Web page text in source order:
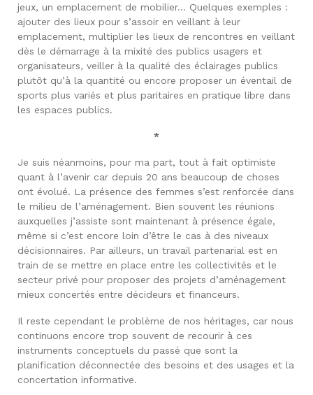
jeux, un emplacement de mobilier… Quelques exemples :
ajouter des lieux pour s’assoir en veillant à leur
emplacement, multiplier les lieux de rencontres en veillant
dès le démarrage à la mixité des publics usagers et
organisateurs, veiller à la qualité des éclairages publics
plutôt qu’à la quantité ou encore proposer un éventail de
sports plus variés et plus paritaires en pratique libre dans
les espaces publics.
*
Je suis néanmoins, pour ma part, tout à fait optimiste
quant à l’avenir car depuis 20 ans beaucoup de choses
ont évolué. La présence des femmes s’est renforcée dans
le milieu de l’aménagement. Bien souvent les réunions
auxquelles j’assiste sont maintenant à présence égale,
même si c’est encore loin d’être le cas à des niveaux
décisionnaires. Par ailleurs, un travail partenarial est en
train de se mettre en place entre les collectivités et le
secteur privé pour proposer des projets d’aménagement
mieux concertés entre décideurs et financeurs.
Il reste cependant le problème de nos héritages, car nous
continuons encore trop souvent de recourir à ces
instruments conceptuels du passé que sont la
planification déconnectée des besoins et des usages et la
concertation informative.